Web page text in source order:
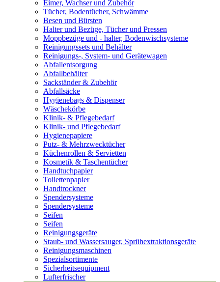
Eimer, Wachser und Zubehör
Tücher, Bodentücher, Schwämme
Besen und Bürsten
Halter und Bezüge, Tücher und Pressen
Moppbezüge und - halter, Bodenwischsysteme
Reinigungssets und Behälter
Reinigungs-, System- und Gerätewagen
Abfallentsorgung
Abfallbehälter
Sackständer & Zubehör
Abfallsäcke
Hygienebags & Dispenser
Wäschekörbe
Klinik- & Pflegebedarf
Klinik- und Pflegebedarf
Hygienepapiere
Putz- & Mehrzwecktücher
Küchenrollen & Servietten
Kosmetik & Taschentücher
Handtuchpapier
Toilettenpapier
Handtrockner
Spendersysteme
Spendersysteme
Seifen
Seifen
Reinigungsgeräte
Staub- und Wassersauger, Sprühextraktionsgeräte
Reinigungsmaschinen
Spezialsortimente
Sicherheitsequipment
Lufterfrischer